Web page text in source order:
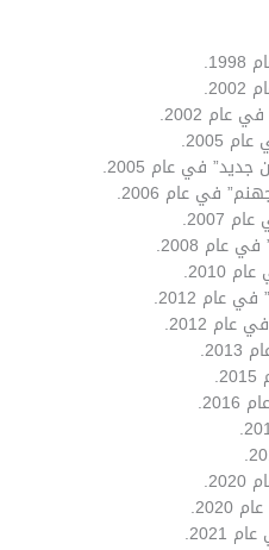
2002.
في عام 2005.
في عام 2006.
2008.
2012.